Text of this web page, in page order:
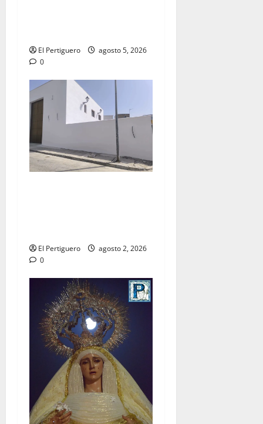
El Pertiguero
agosto 5, 2026
0
El Pertiguero
agosto 2, 2026
0